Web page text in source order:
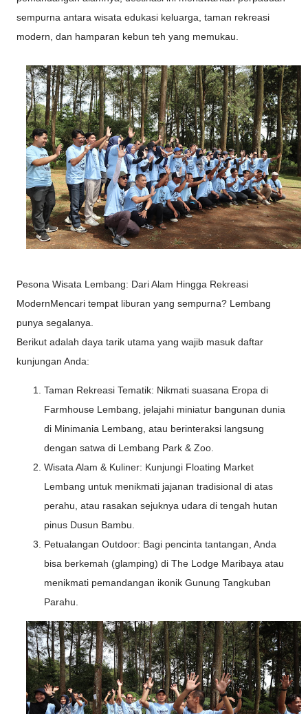
sempurna antara wisata edukasi keluarga, taman rekreasi
modern, dan hamparan kebun teh yang memukau.
Pesona Wisata Lembang: Dari Alam Hingga Rekreasi
ModernMencari tempat liburan yang sempurna? Lembang
punya segalanya.
Berikut adalah daya tarik utama yang wajib masuk daftar
kunjungan Anda:
Taman Rekreasi Tematik: Nikmati suasana Eropa di
Farmhouse Lembang, jelajahi miniatur bangunan dunia
di Minimania Lembang, atau berinteraksi langsung
dengan satwa di Lembang Park & Zoo.
Wisata Alam & Kuliner: Kunjungi Floating Market
Lembang untuk menikmati jajanan tradisional di atas
perahu, atau rasakan sejuknya udara di tengah hutan
pinus Dusun Bambu.
Petualangan Outdoor: Bagi pencinta tantangan, Anda
bisa berkemah (glamping) di The Lodge Maribaya atau
menikmati pemandangan ikonik Gunung Tangkuban
Parahu.